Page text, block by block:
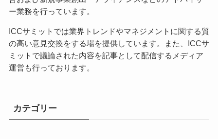
ー業務を行っています。
ICCサミットでは業界トレンドやマネジメントに関する質
の高い意見交換をする場を提供しています。また、ICCサ
ミットで議論された内容を記事として配信するメディア
運営も行っております。
カテゴリー